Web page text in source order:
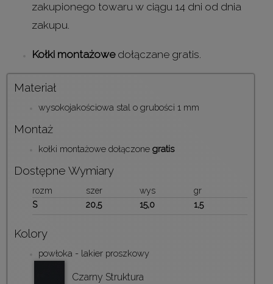
zakupionego towaru w ciągu 14 dni od dnia
zakupu.
Kołki montażowedołączane gratis.
Materiał
wysokojakościowa stal o grubości 1 mm
Montaż
kołki montażowe dołączone gratis
Dostępne Wymiary
rozm szer wys
gr
S
20,5 15,0 1,5
Kolory
powłoka - lakier proszkowy
Czarny Struktura